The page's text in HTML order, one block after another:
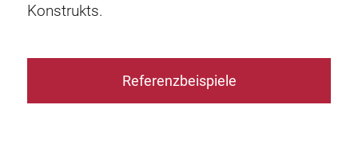
Konstrukts.
Referenzbeispiele